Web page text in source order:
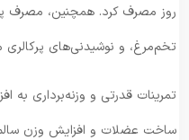
روز مصرف کرد. همچنین، مصرف
تخم‌مرغ، و نوشیدنی‌های
تمرینات قدرتی و وزنه‌برداری
ساخت عضلات و افزایش وزن